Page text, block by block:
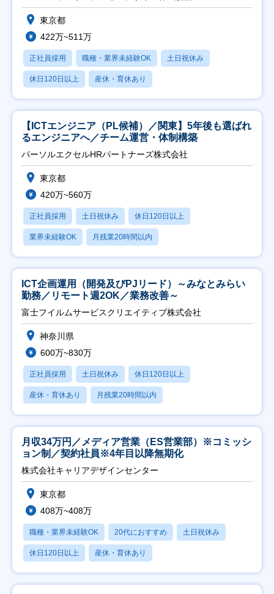
東京都
422万~511万
正社員採用 職種・業界未経験OK 土日祝休み
休日120日以上 産休・育休あり
【ICTエンジニア（PL候補）／関東】5年後も選ばれ
るエンジニアへ／チーム運営・体制構築
パーソルエクセルHRパートナーズ株式会社
東京都
420万~560万
正社員採用 土日祝休み 休日120日以上
業界未経験OK 月残業20時間以内
ICT企画運用（開発及びPJリード）～みなとみらい
勤務／リモート週2OK／業務改善～
富士フイルムサービスクリエイティブ株式会社
神奈川県
600万~830万
正社員採用 土日祝休み 休日120日以上
産休・育休あり 月残業20時間以内
月収34万円／メディア営業（ES営業部）※コミッシ
ョン制／契約社員※4年目以降無期化
株式会社キャリアデザインセンター
東京都
408万~408万
職種・業界未経験OK 20代におすすめ 土日祝休み
休日120日以上 産休・育休あり